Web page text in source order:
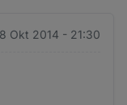
Okt 2014 - 21:30